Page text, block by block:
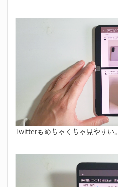
Twitterもめちゃくちゃ見やすい。